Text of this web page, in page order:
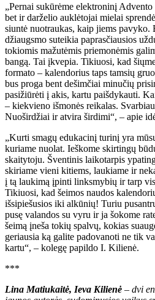
„Pernai sukūrėme elektroninį
bet ir darželio auklėtojai mielai
siuntė nuotraukas, kaip jiems pavyko.
džiaugsmo suteikia paprasčiausios
tokiomis mažutėmis priemonėmis
bangą. Tai įkvepia. Tikiuosi, kad
formato – kalendorius taps tamsių
bus proga bent dešimčiai minučių
pasižiūrėti į akis, kartu paišdykauti.
– kiekvieno išmonės reikalas.
Nuoširdžiai ir atvira širdimi“, – apie
„Kurti smagų edukacinį turinį yra
kuriame nuolat. Ieškome skirtingų
skaitytoju. Šventinis laikotarpis
skiriame vieni kitiems, laukiame ir
į tą laukimą įpinti linksmybių ir tarp
Tikiuosi, kad šeimos naudos
išsipiešusios iki alkūnių! Turiu
pusę valandos su vyru ir ja šokome
šeimą įneša tokių spalvų, kokias
geriausia ką galite padovanoti ne tik
kartu“, – kolegę papildo I. Kilienė.
***
Lina Matiukaitė, Ieva Kilienė – dvi